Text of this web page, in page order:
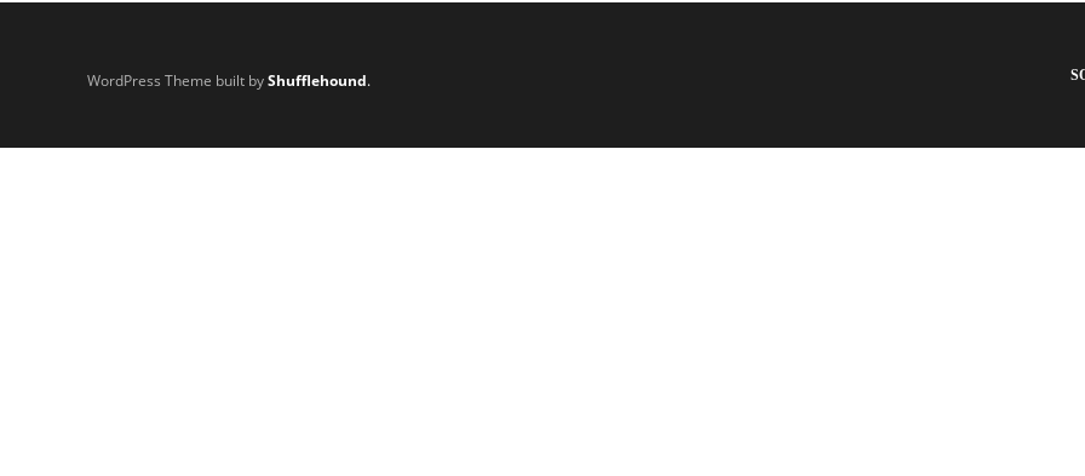
WordPress Theme built byShufflehound.